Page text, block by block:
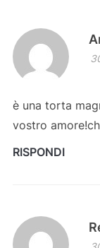
è una torta
vostro
RISPONDI